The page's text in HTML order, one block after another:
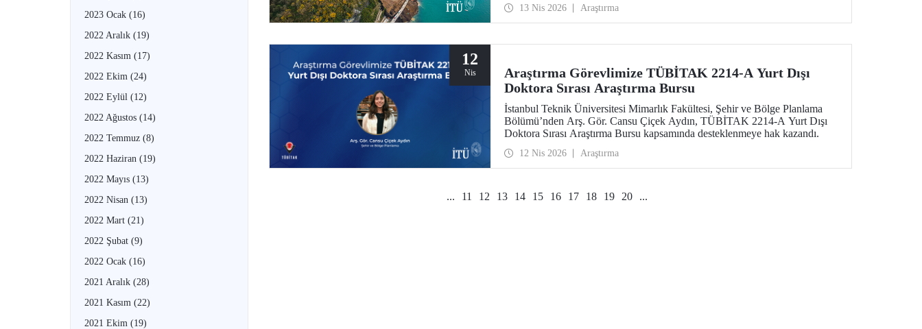
2023 Ocak (16)
2022 Aralık (19)
2022 Kasım (17)
2022 Ekim (24)
2022 Eylül (12)
2022 Ağustos (14)
2022 Temmuz (8)
2022 Haziran (19)
2022 Mayıs (13)
2022 Nisan (13)
2022 Mart (21)
2022 Şubat (9)
2022 Ocak (16)
2021 Aralık (28)
2021 Kasım (22)
2021 Ekim (19)
Dağların “ölümcüllüğü” büyük ölçüde insan eliyle şekilleniyor. Araştırmanın
sonuçları, dünyanın en etkili dergileri arasında yer alan Science Advances’ta
13 Nis 2026 Araştırma
12
Nis
Araştırma Görevlimize TÜBİTAK 2214-A Yurt Dışı
Doktora Sırası Araştırma Bursu
İstanbul Teknik Üniversitesi Mimarlık Fakültesi, Şehir ve Bölge Planlama
Bölümü’nden Arş. Gör. Cansu Çiçek Aydın, TÜBİTAK 2214-A Yurt Dışı
Doktora Sırası Araştırma Bursu kapsamında desteklenmeye hak kazandı.
12 Nis 2026 Araştırma
... 11 12 13 14 15 16 17 18 19 20 ...